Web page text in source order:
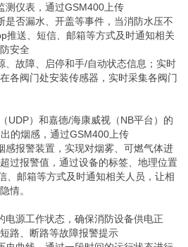
测仪表，通过GSM400上传
是否漏水、开盖等事件，当消防水压不
推送、短信、邮箱等方式及时通知相关
安全
、故障、启停和手/自动状态信息；实时
各阀门处安装传感器，实时采集各阀门
UDP）和嘉德/海康威视（NB平台）的
的烟感，通过GSM400上传
感报警装置，实现对烟雾、可燃气体进
过报警值，通过设备的标签、地理位置
、邮箱等方式及时通知相关人员，让相
情。
电源工作状态，确保消防设备供电正
路、断路等故障报警提示